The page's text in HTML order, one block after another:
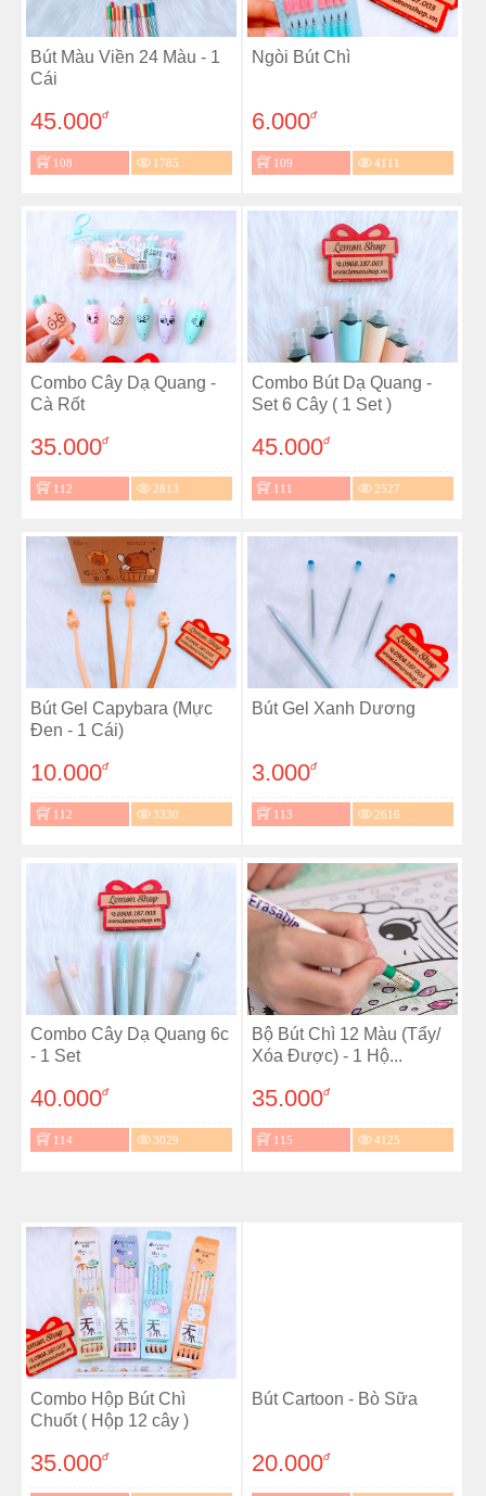
Bút Màu Viền 24 Màu - 1
Cái
45.000đ
108 1785
Ngòi Bút Chì
6.000đ
109 4111
Combo Cây Dạ Quang -
Cà Rốt
35.000đ
112 2813
Combo Bút Dạ Quang -
Set 6 Cây ( 1 Set )
45.000đ
111 2527
Bút Gel Capybara (Mực
Đen - 1 Cái)
10.000đ
112 3330
Bút Gel Xanh Dương
3.000đ
113 2616
Combo Cây Dạ Quang 6c
- 1 Set
40.000đ
114 3029
Bộ Bút Chì 12 Màu (Tẩy/
Xóa Được) - 1 Hộ...
35.000đ
115 4125
Combo Hộp Bút Chì
Chuốt ( Hộp 12 cây )
35.000đ
Bút Cartoon - Bò Sữa
20.000đ